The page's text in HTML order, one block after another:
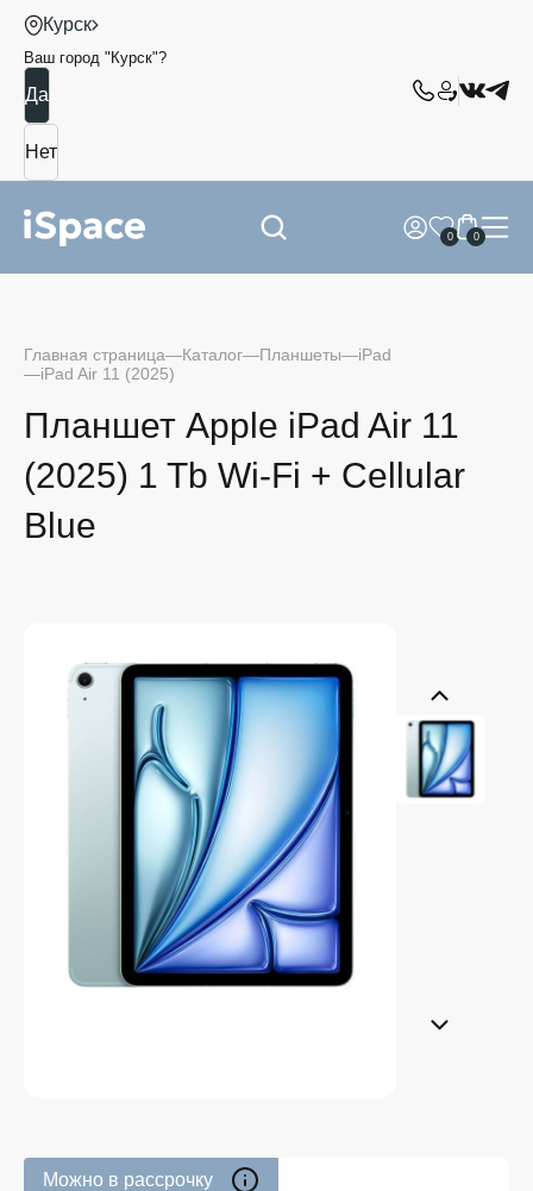
Курск
Ваш город " Курск"?
0 0
Главная страница Каталог Планшеты
iPad
iPad Air 11 (2025)
Планшет Apple iPad Air 11
(2025) 1 Tb Wi-Fi + Cellular
Blue
Можно в рассрочку